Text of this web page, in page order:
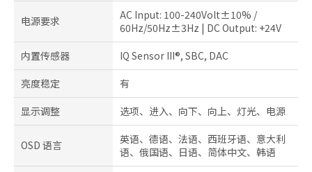
电源要求
AC Input: 100-240Volt±10% /
60Hz/50Hz±3Hz | DC Output: +24V
内置传感器
IQ Sensor III®, SBC, DAC
亮度稳定
有
显示调整
选项、进入、向下、向上、灯光、电源
OSD 语言
英语、德语、法语、西班牙语、意大利
语、俄国语、日语、简体中文、韩语